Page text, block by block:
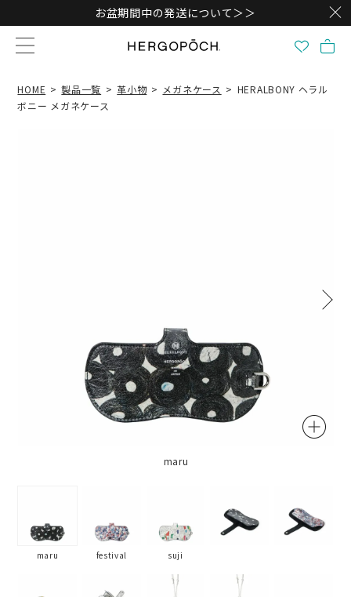
お盆期間中の発送について＞＞
HOME 製品一覧 革小物 メガネケース
HERALBONY ヘラル
ボニー メガネケース
maru
maru festival suji